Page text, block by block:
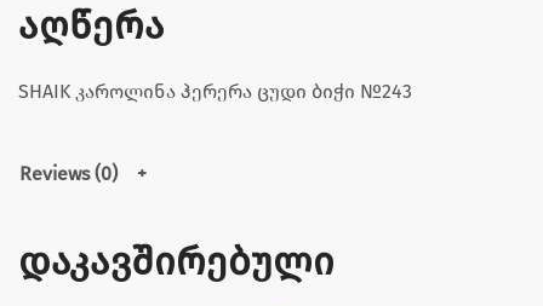
აღწერა
SHAIK კაროლინა ჰერერა ცუდი ბიჭი №243
Reviews (0)
დაკავშირებული